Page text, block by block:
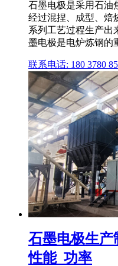
石墨电极是采用石油
经过混捏、成型、焙
系列工艺过程生产出
墨电极是电炉炼钢的
联系电话: 180 3780
石墨电极生产
性能_功率